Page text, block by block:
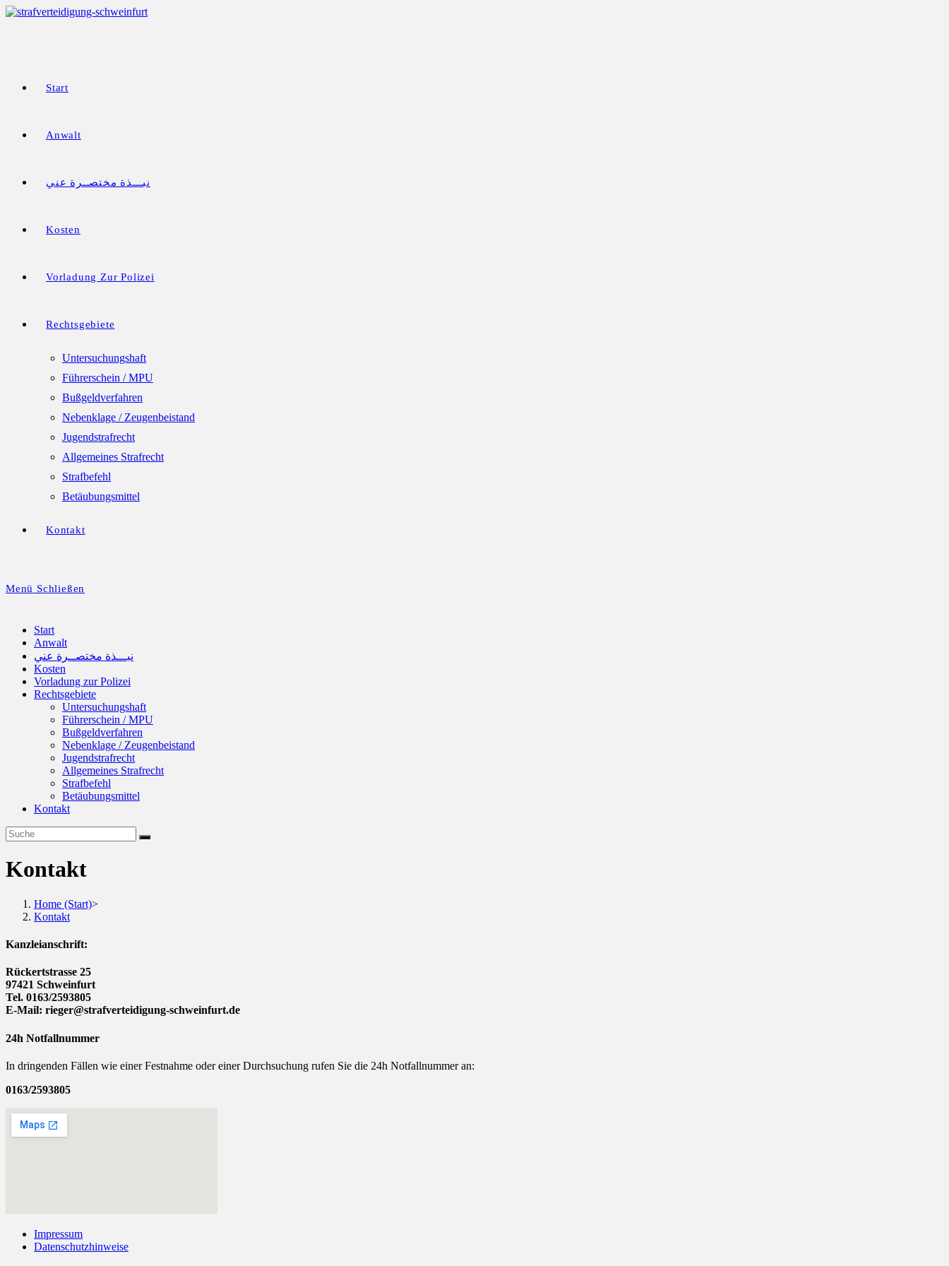
Zum
Start
Anwalt
نبـــذة مختصــرة عني
Kosten
Vorladung Zur Polizei
Rechtsgebiete
Untersuchungshaft
Führerschein / MPU
Bußgeldverfahren
Nebenklage / Zeugenbeistand
Jugendstrafrecht
Allgemeines Strafrecht
Strafbefehl
Betäubungsmittel
Kontakt
Menü Schließen
Start
Anwalt
نبـــذة مختصــرة عني
Kosten
Vorladung zur Polizei
Rechtsgebiete
Untersuchungshaft
Führerschein / MPU
Bußgeldverfahren
Nebenklage / Zeugenbeistand
Jugendstrafrecht
Allgemeines Strafrecht
Strafbefehl
Betäubungsmittel
Kontakt
Kontakt
Home (Start)>
Kontakt
Kanzleianschrift:
Rückertstrasse 25
97421 Schweinfurt
Tel. 0163/2593805
E-Mail: rieger@strafverteidigung-schweinfurt.de
24h Notfallnummer
In dringenden Fällen wie einer Festnahme oder einer Durchsuchung rufen Sie die 24h Notfallnummer an:
0163/2593805
Impressum
Datenschutzhinweise